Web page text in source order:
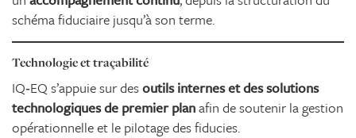
schéma fiduciaire jusqu’à son terme.
Technologie et traçabilité
IQ‑EQ s’appuie sur desoutils internes et des solutions
technologiques de premier planafin de soutenir la gestion
opérationnelle et le pilotage des fiducies.